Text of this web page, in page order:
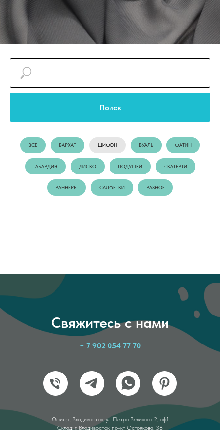
Поиск
ВСЕ БАРХАТ ШИФОН ВУАЛЬ ФАТИН
ГАБАРДИН ДИСКО ПОДУШКИ СКАТЕРТИ
РАННЕРЫ САЛФЕТКИ РАЗНОЕ
Свяжитесь с нами
+ 7 902 054 77 70
Офис: г. Владивосток, ул. Петра Великого 2, оф.1
Склад: г. Владивосток, пр-кт Острякова, 38